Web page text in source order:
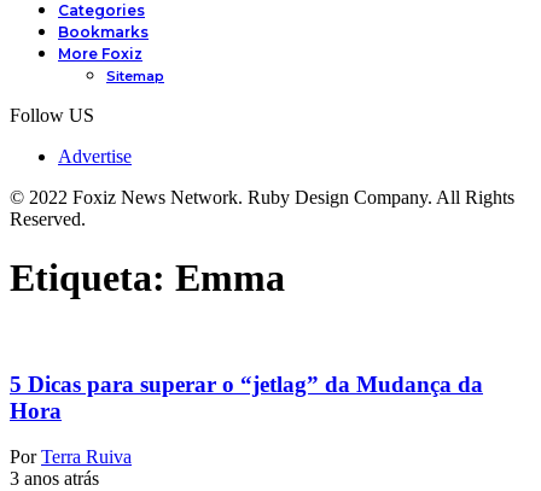
Categories
Bookmarks
More Foxiz
Sitemap
Follow US
Advertise
© 2022 Foxiz News Network. Ruby Design Company. All Rights
Reserved.
Etiqueta: Emma
5 Dicas para superar o “jetlag” da Mudança da
Hora
Por Terra Ruiva
3 anos atrás